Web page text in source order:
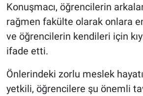
Konuşmacı, öğrencilerin
rağmen fakülte olarak onlara
ve öğrencilerin kendileri için
ifade etti.
Önlerindeki zorlu meslek
yetkili, öğrencilere şu önemli